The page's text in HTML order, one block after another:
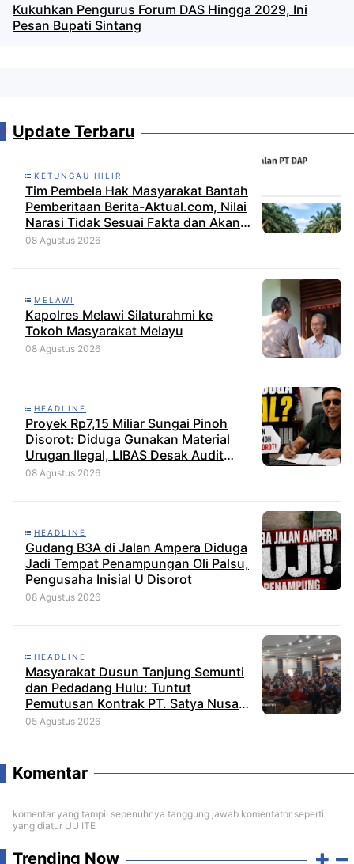
Kukuhkan Pengurus Forum DAS Hingga 2029, Ini
Pesan Bupati Sintang
Update Terbaru
KETUNGAU HILIR
Tim Pembela Hak Masyarakat Bantah
Pemberitaan Berita-Aktual.com, Nilai
Narasi Tidak Sesuai Fakta dan Akan
Tempuh Jalur Dewan Pers
08 Agustus 2026
MELAWI
Kapolres Melawi Silaturahmi ke
Tokoh Masyarakat Melayu
08 Agustus 2026
HEADLINE
Proyek Rp7,15 Miliar Sungai Pinoh
Disorot: Diduga Gunakan Material
Urugan Ilegal, LIBAS Desak Audit
Menyeluruh
08 Agustus 2026
HEADLINE
Gudang B3A di Jalan Ampera Diduga
Jadi Tempat Penampungan Oli Palsu,
Pengusaha Inisial U Disorot
08 Agustus 2026
HEADLINE
Masyarakat Dusun Tanjung Semunti
dan Pedadang Hulu: Tuntut
Pemutusan Kontrak PT. Satya Nusa
Indah Perkasa
05 Agustus 2026
Komentar
komentar yang tampil sepenuhnya tanggung jawab komentator seperti
yang diatur UU ITE
Trending Now